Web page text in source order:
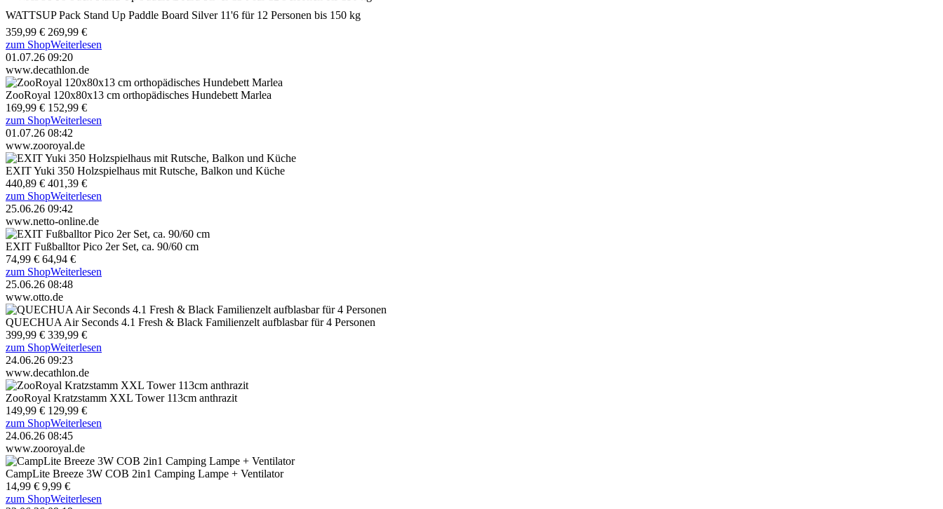
WATTSUP Pack Stand Up Paddle Board Silver 11'6 für 12 Personen bis 150 kg
359,99 € 269,99 €
zum ShopWeiterlesen
01.07.26 09:20
www.decathlon.de
ZooRoyal 120x80x13 cm orthopädisches Hundebett Marlea
169,99 € 152,99 €
zum ShopWeiterlesen
01.07.26 08:42
www.zooroyal.de
EXIT Yuki 350 Holzspielhaus mit Rutsche, Balkon und Küche
440,89 € 401,39 €
zum ShopWeiterlesen
25.06.26 09:42
www.netto-online.de
EXIT Fußballtor Pico 2er Set, ca. 90/60 cm
74,99 € 64,94 €
zum ShopWeiterlesen
25.06.26 08:48
www.otto.de
QUECHUA Air Seconds 4.1 Fresh & Black Familienzelt aufblasbar für 4 Personen
399,99 € 339,99 €
zum ShopWeiterlesen
24.06.26 09:23
www.decathlon.de
ZooRoyal Kratzstamm XXL Tower 113cm anthrazit
149,99 € 129,99 €
zum ShopWeiterlesen
24.06.26 08:45
www.zooroyal.de
CampLite Breeze 3W COB 2in1 Camping Lampe + Ventilator
14,99 € 9,99 €
zum ShopWeiterlesen